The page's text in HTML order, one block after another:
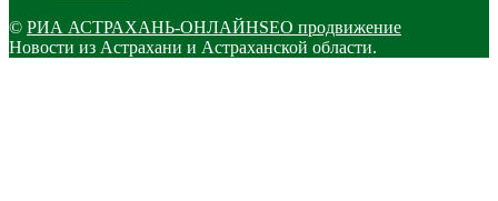
© РИА АСТРАХАНЬ-ОНЛАЙНSEO продвижение
Новости из Астрахани и Астраханской области.